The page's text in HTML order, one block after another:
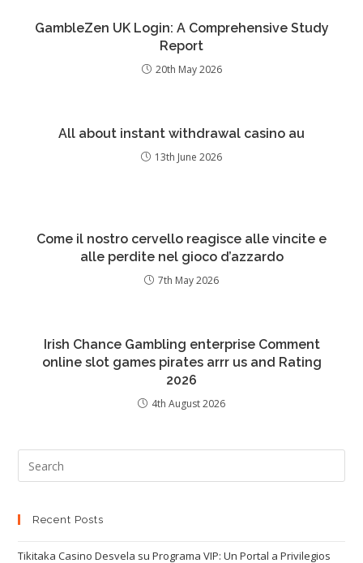
GambleZen UK Login: A Comprehensive Study
Report
20th May 2026
All about instant withdrawal casino au
13th June 2026
Come il nostro cervello reagisce alle vincite e
alle perdite nel gioco d’azzardo
7th May 2026
Irish Chance Gambling enterprise Comment
online slot games pirates arrr us and Rating
2026
4th August 2026
Recent Posts
Tikitaka Casino Desvela su Programa VIP: Un Portal a Privilegios